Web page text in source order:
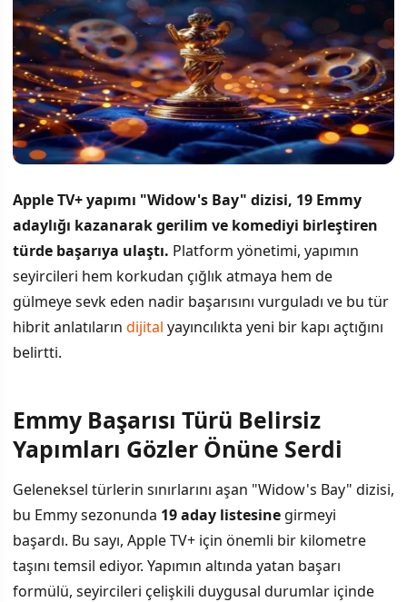
Apple TV+ yapımı "Widow's Bay" dizisi, 19 Emmy
adaylığı kazanarak gerilim ve komediyi birleştiren
türde başarıya ulaştı. Platform yönetimi, yapımın
seyircileri hem korkudan çığlık atmaya hem de
gülmeye sevk eden nadir başarısını vurguladı ve bu tür
hibrit anlatıların dijital yayıncılıkta yeni bir kapı açtığını
belirtti.
İÇINDEKILER ›
Streaming Platformlarında Yeni Eğilim
Emmy Başarısı Türü Belirsiz
Yapımları Gözler Önüne Serdi
Geleneksel türlerin sınırlarını aşan "Widow's Bay" dizisi,
bu Emmy sezonunda 19 aday listesine girmeyi
başardı. Bu sayı, Apple TV+ için önemli bir kilometre
taşını temsil ediyor. Yapımın altında yatan başarı
formülü, seyircileri çelişkili duygusal durumlar içinde